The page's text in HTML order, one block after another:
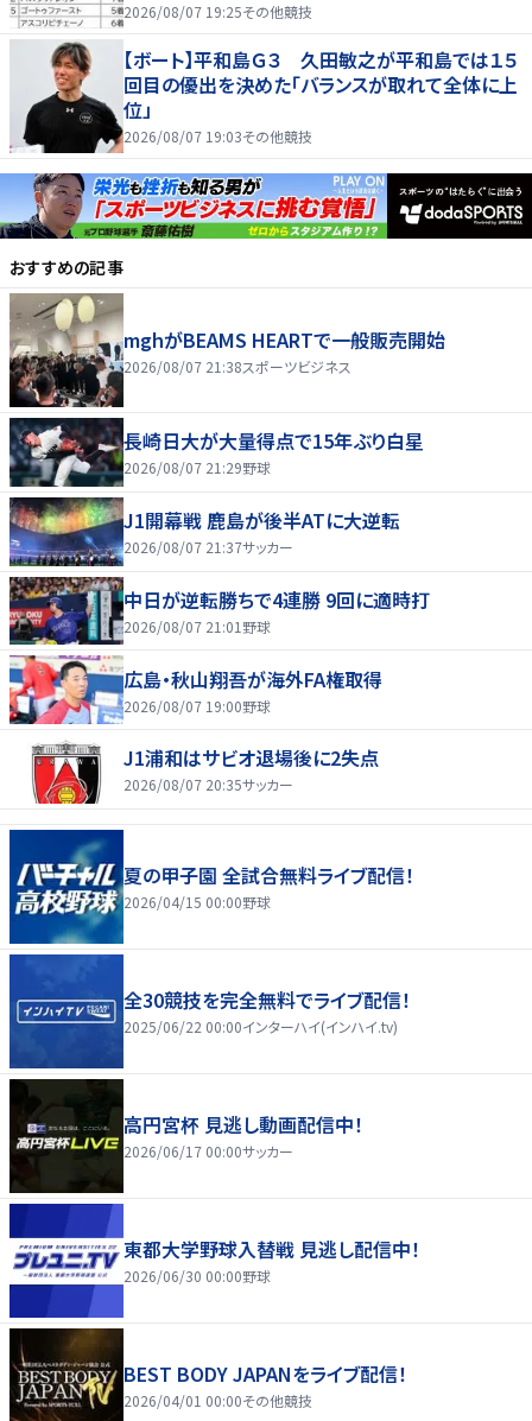
2026/08/07 19:25その他競技
【ボート】平和島Ｇ３ 久田敏之が平和島では１５
回目の優出を決めた「バランスが取れて全体に上
位」
2026/08/07 19:03その他競技
おすすめの記事
mghがBEAMS HEARTで一般販売開始
2026/08/07 21:38スポーツビジネス
長崎日大が大量得点で15年ぶり白星
2026/08/07 21:29野球
J1開幕戦 鹿島が後半ATに大逆転
2026/08/07 21:37サッカー
中日が逆転勝ちで4連勝 9回に適時打
2026/08/07 21:01 野球
広島・秋山翔吾が海外FA権取得
2026/08/07 19:00野球
J1浦和はサビオ退場後に2失点
2026/08/07 20:35サッカー
夏の甲子園 全試合無料ライブ配信！
2026/04/15 00:00野球
全30競技を完全無料でライブ配信！
2025/06/22 00:00インターハイ(インハイ.tv)
高円宮杯 見逃し動画配信中！
2026/06/17 00:00サッカー
東都大学野球入替戦 見逃し配信中！
2026/06/30 00:00野球
BEST BODY JAPANをライブ配信！
2026/04/01 00:00その他競技